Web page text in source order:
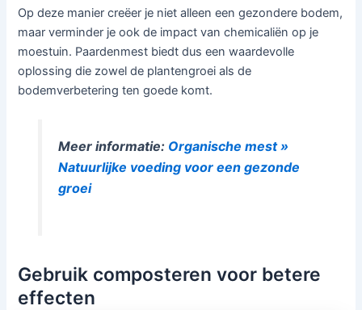
Op deze manier creëer je niet alleen een gezondere bodem,
maar verminder je ook de impact van chemicaliën op je
moestuin. Paardenmest biedt dus een waardevolle
oplossing die zowel de plantengroei als de
bodemverbetering ten goede komt.
Meer informatie: Organische mest »
Natuurlijke voeding voor een gezonde
groei
Gebruik composteren voor betere
effecten